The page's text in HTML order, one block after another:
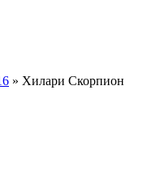
» Хилари Скорпион